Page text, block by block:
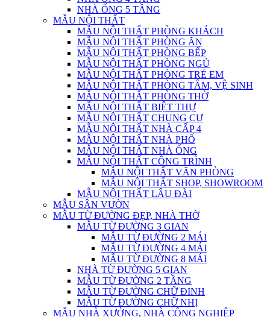
NHÀ ỐNG 5 TẦNG
MẪU NỘI THẤT
MẪU NỘI THẤT PHÒNG KHÁCH
MẪU NỘI THẤT PHÒNG ĂN
MẪU NỘI THẤT PHÒNG BẾP
MẪU NỘI THẤT PHÒNG NGỦ
MẪU NỘI THẤT PHÒNG TRẺ EM
MẪU NỘI THẤT PHÒNG TẮM, VỆ SINH
MẪU NỘI THẤT PHÒNG THỜ
MẪU NỘI THẤT BIỆT THỰ
MẪU NỘI THẤT CHUNG CƯ
MẪU NỘI THẤT NHÀ CẤP 4
MẪU NỘI THẤT NHÀ PHỐ
MẪU NỘI THẤT NHÀ ỐNG
MẪU NỘI THẤT CÔNG TRÌNH
MẪU NỘI THẤT VĂN PHÒNG
MẪU NỘI THẤT SHOP, SHOWROOM
MẪU NỘI THẤT LÂU ĐÀI
MẪU SÂN VƯỜN
MẪU TỪ ĐƯỜNG ĐẸP, NHÀ THỜ
MẪU TỪ ĐƯỜNG 3 GIAN
MẪU TỪ ĐƯỜNG 2 MÁI
MẪU TỪ ĐƯỜNG 4 MÁI
MẪU TỪ ĐƯỜNG 8 MÁI
NHÀ TỪ ĐƯỜNG 5 GIAN
MẪU TỪ ĐƯỜNG 2 TẦNG
MẪU TỪ ĐƯỜNG CHỮ ĐINH
MẪU TỪ ĐƯỜNG CHỮ NHỊ
MẪU NHÀ XƯỞNG, NHÀ CÔNG NGHIỆP